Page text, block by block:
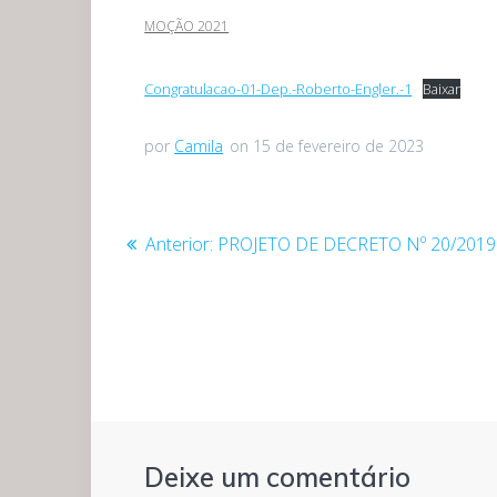
MOÇÃO 2021
Congratulacao-01-Dep.-Roberto-Engler.-1 Baixar
por Camila on 15 de fevereiro de 2023
Navegação
Anterior: Post
PROJETO DE DECRETO Nº 20/2019
Deixe um comentário